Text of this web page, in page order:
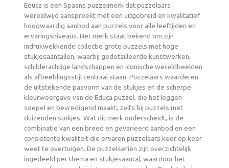
Educa is een Spaans puzzelmerk dat puzzelaars
wereldwijd aanspreekt met een uitgebreid en kwalitatief
hoogwaardig aanbod aan puzzels voor alle leeftijden en
ervaringsniveaus. Het merk staat bekend om zijn
indrukwekkende collectie grote puzzels met hoge
stukjesaantallen, waarbij gedetailleerde kunstwerken,
schilderachtige landschappen en iconische wereldbeelden
als afbeeldingsstijl centraal staan. Puzzelaars waarderen
de uitstekende pasvorm van de stukjes en de scherpe
kleurweergave van de Educa puzzel, die het leggen
soepel en bevredigend maakt, zelfs bij puzzels met
duizenden stukjes. Wat dit merk onderscheidt, is de
combinatie van een breed en gevarieerd aanbod en een
consistente kwaliteit die ervaren puzzelaars keer op keer
weet te overtuigen. De puzzelseriën zijn overzichtelijk
ingedeeld per thema en stukjesaantal, waardoor het